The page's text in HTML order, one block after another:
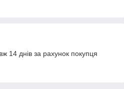
14 днів за рахунок покупця